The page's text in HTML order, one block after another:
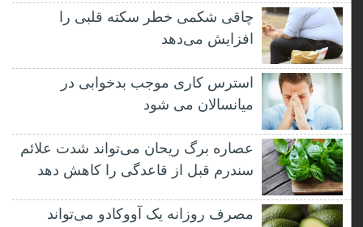
چاقی شکمی خطر سکته قلبی را
افزایش می‌دهد
استرس کاری موجب بدخوابی در
میانسالان می شود
عصاره برگ ریحان می‌تواند شدت علائم
سندرم قبل از قاعدگی را کاهش دهد
مصرف روزانه یک آووکادو می‌تواند